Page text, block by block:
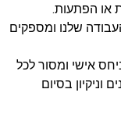
או הפתעות.
שלנו ומספקים
אישי ומסור לכל
וניקיון בסיום